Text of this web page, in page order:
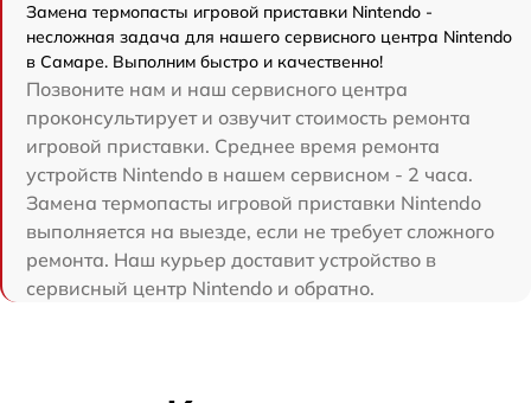
Замена термопасты игровой приставки Nintendo -
несложная задача для нашего сервисного центра Nintendo
в Самаре. Выполним быстро и качественно!
Позвоните нам и наш сервисного центра
проконсультирует и озвучит стоимость ремонта
игровой приставки. Среднее время ремонта
устройств Nintendo в нашем сервисном - 2 часа.
Замена термопасты игровой приставки Nintendo
выполняется на выезде, если не требует сложного
ремонта. Наш курьер доставит устройство в
сервисный центр Nintendo и обратно.